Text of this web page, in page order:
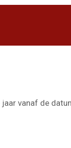
vanaf de